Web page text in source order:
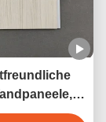
PVC-